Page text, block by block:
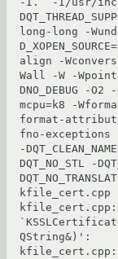
long-long -
align -
Wall -W -
DNO_DEBUG -
mcpu=k8 -
format-
fno-exceptions
-
DQT_NO_STL -
kfile_cert.cpp
QString&)':